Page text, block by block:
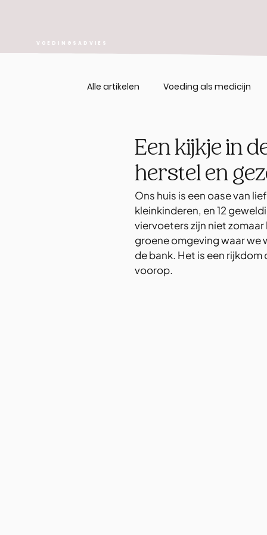
VOEDINGSADVIES
Alle artikelen Voeding als medicijn
Een kijkje in
herstel en
Ons huis is een oase van
kleinkinderen, en 12
viervoeters zijn niet
groene omgeving waar we
de bank. Het is een
voorop.